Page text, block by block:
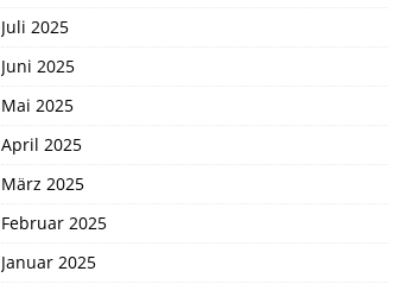
Juli 2025
Juni 2025
Mai 2025
April 2025
März 2025
Februar 2025
Januar 2025